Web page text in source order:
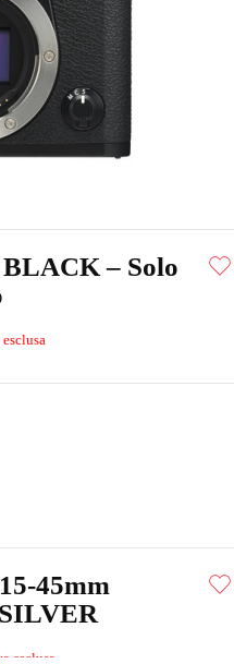
– Solo
45mm